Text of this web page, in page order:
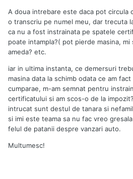
A doua intrebare este daca pot circula
o transcriu pe numel meu, dar trecuta
ca nu a fost instrainata pe spatele
poate intampla?( pot pierde masina, mi
ameda? etc.
iar in ultima instanta, ce demersuri
masina data la schimb odata ce am
cumparae, m-am semnat pentru
certificatului si am scos-o de la
intrucat sunt destul de tanara si
si imi este teama sa nu fac vreo
felul de patanii despre vanzari auto.
Multumesc!